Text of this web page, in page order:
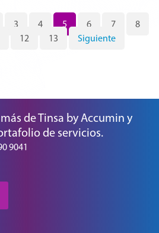
3 4 5 6 7
8
12 13 Siguiente
de Tinsa by Accumin y
de servicios.
9041